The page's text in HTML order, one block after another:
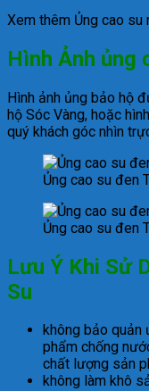
Xem thêm Ủng cao su
Hình Ảnh ủng
Hình ảnh ủng bảo hộ
hộ Sóc Vàng, hoặc
quý khách góc nhìn
Ủng cao su đen
Ủng cao su đen
Lưu Ý Khi Sử
Su
không bảo quản
phẩm chống
chất lượng sản
không làm khô